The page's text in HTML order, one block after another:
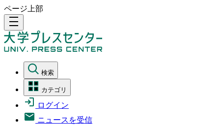
ページ上部
density_medium
検索
カテゴリ
ログイン
ニュースを受信